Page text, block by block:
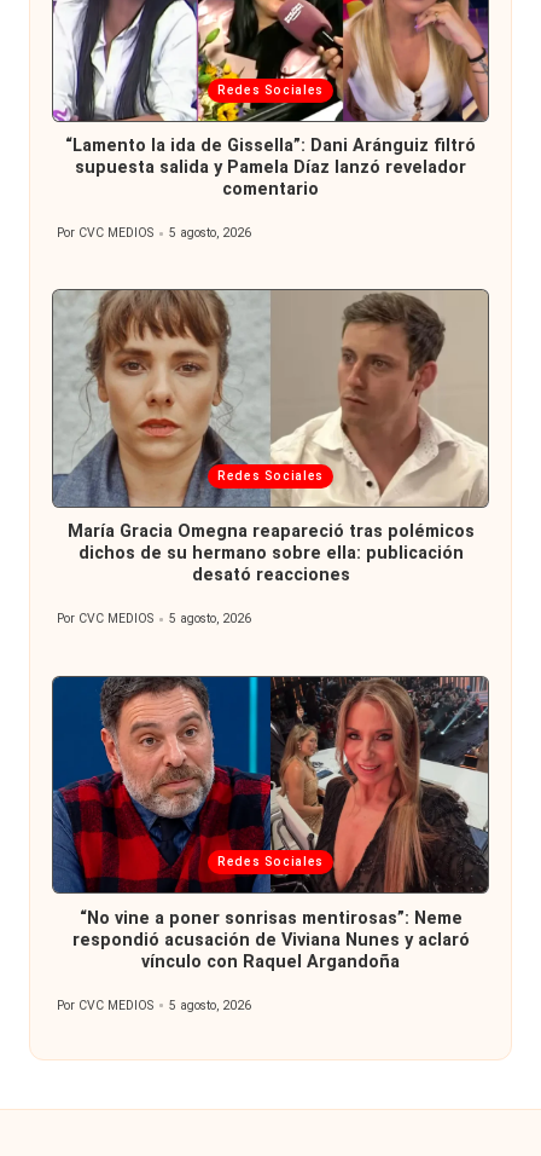
Publicada
en
Redes Sociales
“Lamento la ida de Gissella”: Dani Aránguiz filtró
supuesta salida y Pamela Díaz lanzó revelador
comentario
Publicado
Por CVC MEDIOS 5 agosto, 2026
Publicada
en
Redes Sociales
María Gracia Omegna reapareció tras polémicos
dichos de su hermano sobre ella: publicación
desató reacciones
Publicado
Por CVC MEDIOS 5 agosto, 2026
Publicada
en
Redes Sociales
“No vine a poner sonrisas mentirosas”: Neme
respondió acusación de Viviana Nunes y aclaró
vínculo con Raquel Argandoña
Publicado
Por CVC MEDIOS 5 agosto, 2026